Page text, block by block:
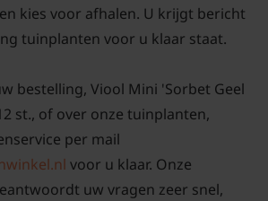
kies voor afhalen. U krijgt bericht
tuinplanten voor u klaar staat.
bestelling, Viool Mini 'Sorbet Geel
st., of over onze tuinplanten,
per mail
voor u klaar. Onze
uw vragen zeer snel,